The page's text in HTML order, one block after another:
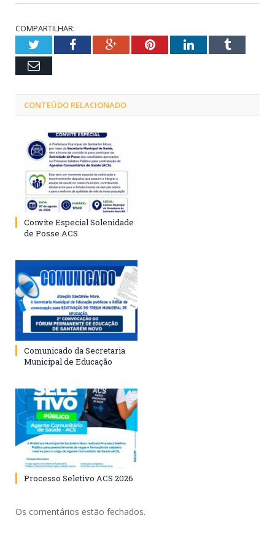
COMPARTILHAR:
TwitterFacebookGoogle+PinterestLinkedInTumblr
Email
CONTEÚDO RELACIONADO
Convite Especial Solenidade
de Posse ACS
Comunicado da Secretaria
Municipal de Educação
Processo Seletivo ACS 2026
Os comentários estão fechados.